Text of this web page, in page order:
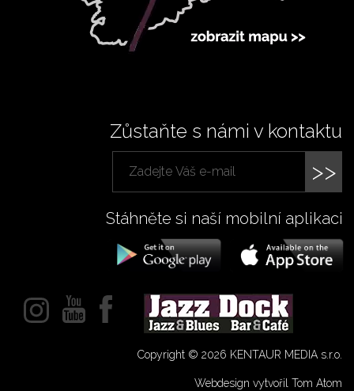
Zůstaňte s námi v kontaktu
>>
Stáhněte si naší mobilní aplikaci
Copyright © 2026 KENTAUR MEDIA s.r.o.
Webdesign vytvořil Tom Atom